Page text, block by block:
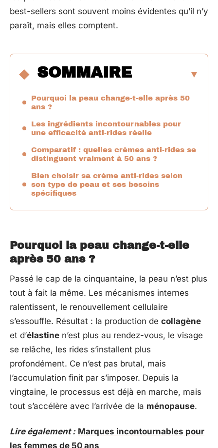
best-sellers sont souvent moins évidentes qu’il n’y
paraît, mais elles comptent.
SOMMAIRE
Pourquoi la peau change-t-elle après 50
ans ?
Les ingrédients incontournables pour
une efficacité anti-rides réelle
Comparatif : quelles crèmes anti-rides se
distinguent vraiment à 50 ans ?
Bien choisir sa crème anti-rides selon
son type de peau et ses besoins
spécifiques
Pourquoi la peau change-t-elle
après 50 ans ?
Passé le cap de la cinquantaine, la peau n’est plus
tout à fait la même. Les mécanismes internes
ralentissent, le renouvellement cellulaire
s’essouffle. Résultat : la production de collagène
et d’élastine n’est plus au rendez-vous, le visage
se relâche, les rides s’installent plus
profondément. Ce n’est pas brutal, mais
l’accumulation finit par s’imposer. Depuis la
vingtaine, le processus est déjà en marche, mais
tout s’accélère avec l’arrivée de la ménopause.
Lire également : Marques incontournables pour
les femmes de 50 ans